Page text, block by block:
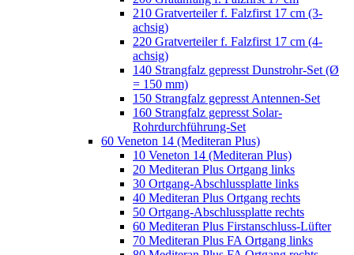
210 Gratverteiler f. Falzfirst 17 cm (3-
achsig)
220 Gratverteiler f. Falzfirst 17 cm (4-
achsig)
140 Strangfalz gepresst Dunstrohr-Set (Ø
= 150 mm)
150 Strangfalz gepresst Antennen-Set
160 Strangfalz gepresst Solar-
Rohrdurchführung-Set
60 Veneton 14 (Mediteran Plus)
10 Veneton 14 (Mediteran Plus)
20 Mediteran Plus Ortgang links
30 Ortgang-Abschlussplatte links
40 Mediteran Plus Ortgang rechts
50 Ortgang-Abschlussplatte rechts
60 Mediteran Plus Firstanschluss-Lüfter
70 Mediteran Plus FA Ortgang links